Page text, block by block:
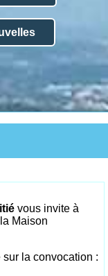
vous invite à
Maison
la convocation :